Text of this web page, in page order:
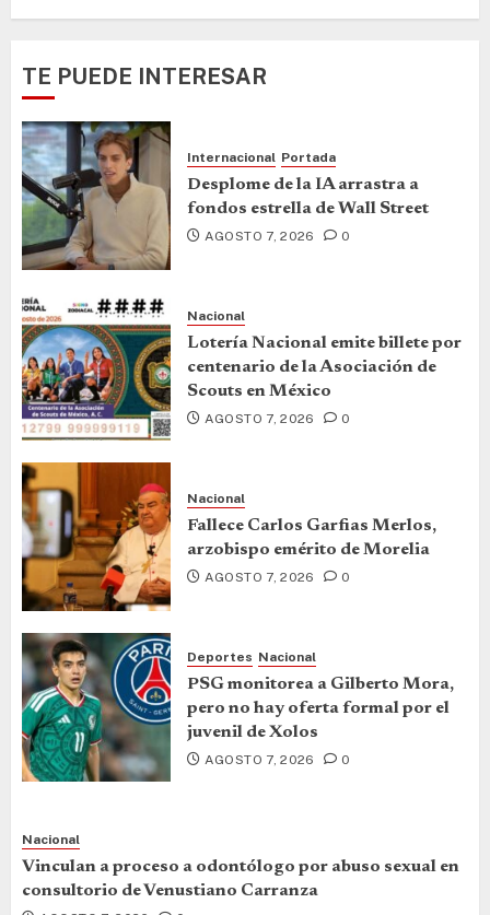
TE PUEDE INTERESAR
Internacional Portada
Desplome de la IA arrastra a
fondos estrella de Wall Street
AGOSTO 7, 2026 0
Nacional
Lotería Nacional emite billete por
centenario de la Asociación de
Scouts en México
AGOSTO 7, 2026 0
Nacional
Fallece Carlos Garfias Merlos,
arzobispo emérito de Morelia
AGOSTO 7, 2026 0
Deportes Nacional
PSG monitorea a Gilberto Mora,
pero no hay oferta formal por el
juvenil de Xolos
AGOSTO 7, 2026 0
Nacional
Vinculan a proceso a odontólogo por abuso sexual en
consultorio de Venustiano Carranza